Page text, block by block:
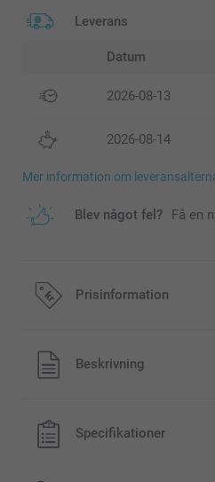
Leverans
Datum
2026-08-13
2026-08-14
Mer information om
Blev något fel? Få en
Prisinformation
Alla priser är i svenska kronor
exklusive porto.
Beskrivning
Specifikationer